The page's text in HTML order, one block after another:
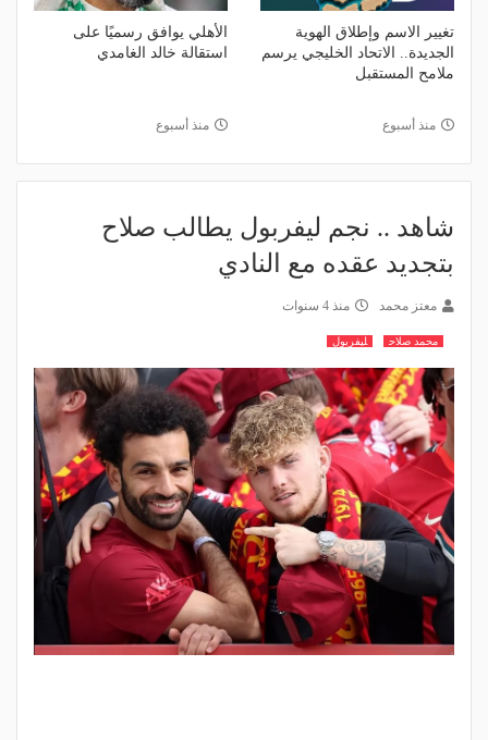
تغيير الاسم وإطلاق الهوية
الجديدة.. الاتحاد الخليجي يرسم
ملامح المستقبل
منذ أسبوع
الأهلي يوافق رسميًا على
استقالة خالد الغامدي
منذ أسبوع
شاهد .. نجم ليفربول يطالب صلاح
بتجديد عقده مع النادي
معتز محمد منذ 4 سنوات
محمد صلاح ليفربول